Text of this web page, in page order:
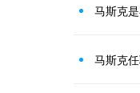
马斯克
马斯克